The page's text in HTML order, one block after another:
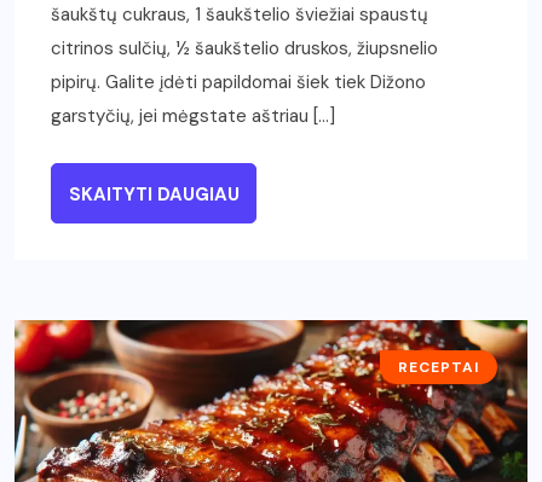
šaukštų cukraus, 1 šaukštelio šviežiai spaustų
citrinos sulčių, ½ šaukštelio druskos, žiupsnelio
pipirų. Galite įdėti papildomai šiek tiek Dižono
garstyčių, jei mėgstate aštriau […]
SKAITYTI DAUGIAU
RECEPTAI